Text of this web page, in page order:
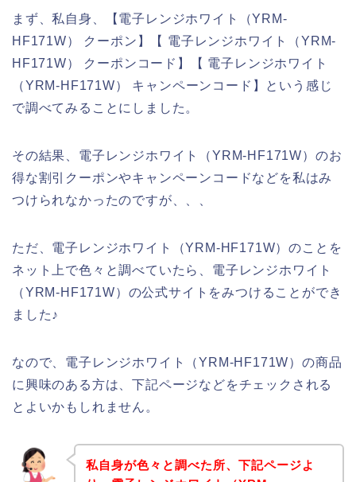
まず、私自身、【電子レンジホワイト（YRM-
HF171W） クーポン】【 電子レンジホワイト（YRM-
HF171W） クーポンコード】【 電子レンジホワイト
（YRM-HF171W） キャンペーンコード】という感じ
で調べてみることにしました。
その結果、電子レンジホワイト（YRM-HF171W）のお
得な割引クーポンやキャンペーンコードなどを私はみ
つけられなかったのですが、、、
ただ、電子レンジホワイト（YRM-HF171W）のことを
ネット上で色々と調べていたら、電子レンジホワイト
（YRM-HF171W）の公式サイトをみつけることができ
ました♪
なので、電子レンジホワイト（YRM-HF171W）の商品
に興味のある方は、下記ページなどをチェックされる
とよいかもしれません。
私自身が色々と調べた所、下記ページよ